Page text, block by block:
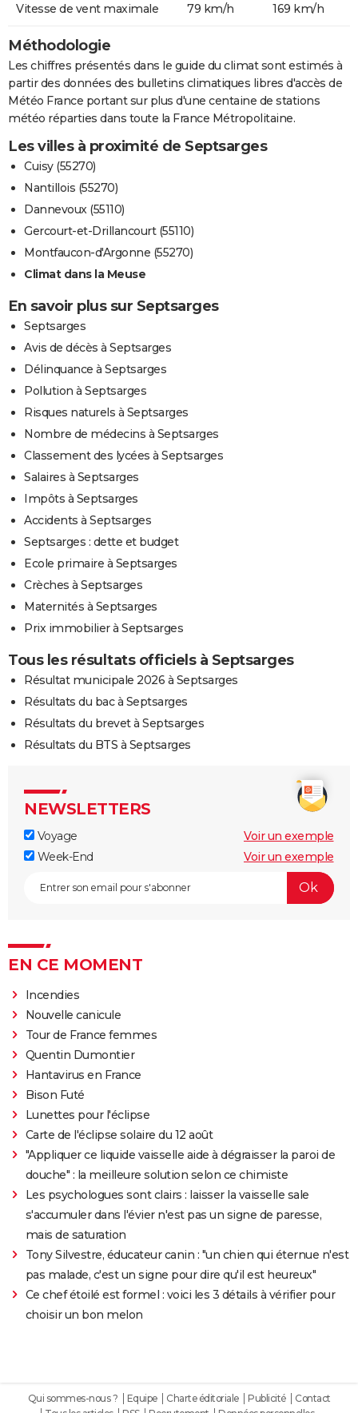
Vitesse de vent maximale 79 km/h 169 km/h
Méthodologie
Les chiffres présentés dans le guide du climat sont estimés à
partir des données des bulletins climatiques libres d'accès de
Météo France portant sur plus d'une centaine de stations
météo réparties dans toute la France Métropolitaine.
Les villes à proximité de Septsarges
Cuisy (55270)
Nantillois (55270)
Dannevoux (55110)
Gercourt-et-Drillancourt (55110)
Montfaucon-d'Argonne (55270)
Climat dans la Meuse
En savoir plus sur Septsarges
Septsarges
Avis de décès à Septsarges
Délinquance à Septsarges
Pollution à Septsarges
Risques naturels à Septsarges
Nombre de médecins à Septsarges
Classement des lycées à Septsarges
Salaires à Septsarges
Impôts à Septsarges
Accidents à Septsarges
Septsarges : dette et budget
Ecole primaire à Septsarges
Crèches à Septsarges
Maternités à Septsarges
Prix immobilier à Septsarges
Tous les résultats officiels à Septsarges
Résultat municipale 2026 à Septsarges
Résultats du bac à Septsarges
Résultats du brevet à Septsarges
Résultats du BTS à Septsarges
NEWSLETTERS
Voyage
Voir un exemple
Week-End
Voir un exemple
EN CE MOMENT
Incendies
Nouvelle canicule
Tour de France femmes
Quentin Dumontier
Hantavirus en France
Bison Futé
Lunettes pour l'éclipse
Carte de l'éclipse solaire du 12 août
"Appliquer ce liquide vaisselle aide à dégraisser la paroi de
douche" : la meilleure solution selon ce chimiste
Les psychologues sont clairs : laisser la vaisselle sale
s'accumuler dans l'évier n'est pas un signe de paresse,
mais de saturation
Tony Silvestre, éducateur canin : "un chien qui éternue n'est
pas malade, c'est un signe pour dire qu'il est heureux"
Ce chef étoilé est formel : voici les 3 détails à vérifier pour
choisir un bon melon
Qui sommes-nous ? Equipe Charte éditoriale Publicité
Contact